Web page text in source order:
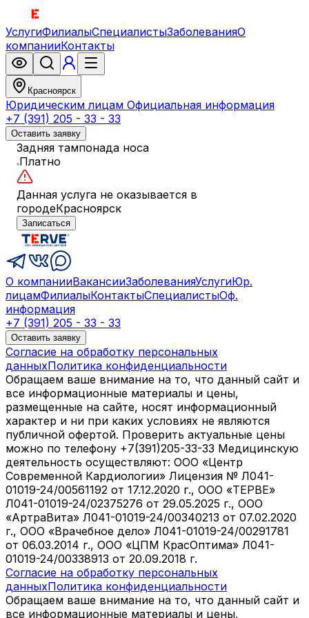
УслугиФилиалыСпециалистыЗаболеванияО
компанииКонтакты
Красноярск
Юридическим лицам Официальная информация
+7 (391) 205 - 33 - 33
Оставить заявку
Задняя тампонада носа
Платно
Данная услуга не оказывается в
городеКрасноярск
Записаться
О компанииВакансииЗаболеванияУслугиЮр.
лицамФилиалыКонтактыСпециалистыОф.
информация
+7 (391) 205 - 33 - 33
Оставить заявку
Согласие на обработку персональных
данныхПолитика конфиденциальности
Обращаем ваше внимание на то, что данный сайт и
все информационные материалы и цены,
размещенные на сайте, носят информационный
характер и ни при каких условиях не являются
публичной офертой. Проверить актуальные цены
можно по телефону +7(391)205-33-33 Медицинскую
деятельность осуществляют: ООО «Центр
Современной Кардиологии» Лицензия № Л041-
01019-24/00561192 от 17.12.2020 г., ООО «ТЕРВЕ»
Л041-01019-24/02375276 от 29.05.2025 г., ООО
«АртраВита» Л041-01019-24/00340213 от 07.02.2020
г., ООО «Врачебное дело» Л041-01019-24/00291781
от 06.03.2014 г., ООО «ЦПМ КрасОптима» Л041-
01019-24/00338913 от 20.09.2018 г.
Согласие на обработку персональных
данныхПолитика конфиденциальности
Обращаем ваше внимание на то, что данный сайт и
все информационные материалы и цены,